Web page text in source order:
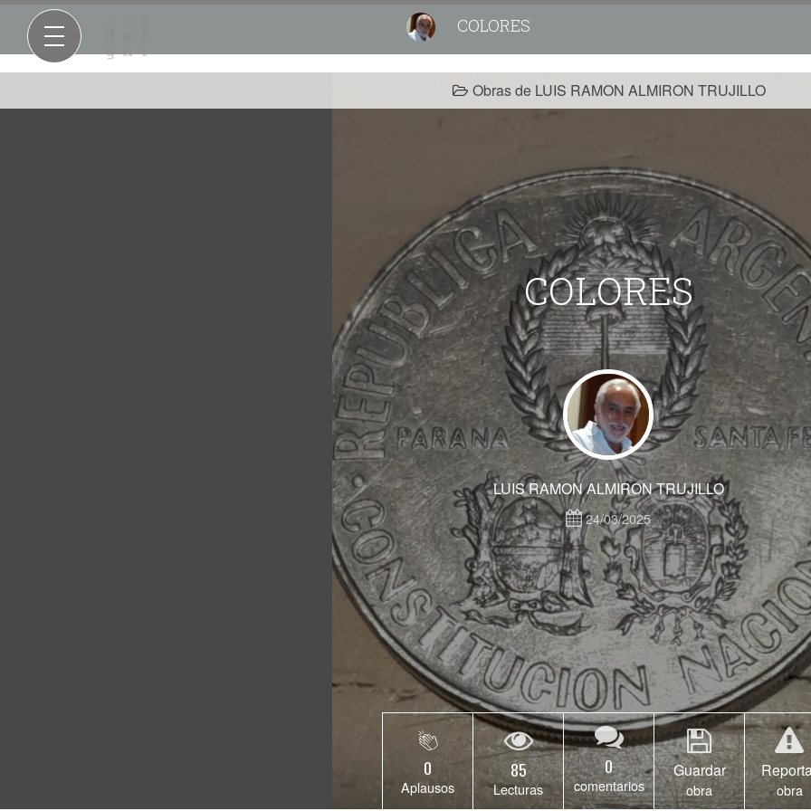
COLORES
Obras de LUIS RAMON ALMIRON TRUJILLO
COLORES
LUIS RAMON ALMIRON TRUJILLO
24/03/2025
0
Aplausos
85
Lecturas
0
comentarios
Guardar
obra obra